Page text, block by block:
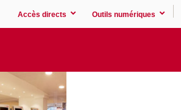
Accès directs Outils numériques